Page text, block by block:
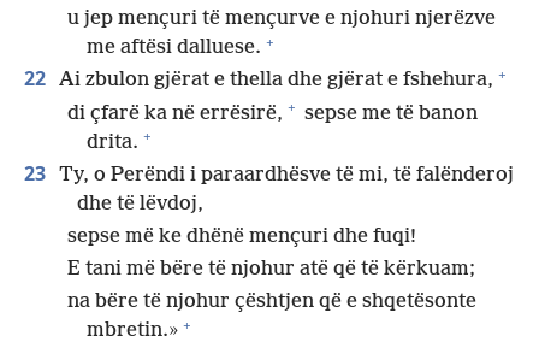
u jep mençuri të mençurve e njohuri njerëzve
me aftësi dalluese. +
22 Ai zbulon gjërat e thella dhe gjërat e fshehura, +
di çfarë ka në errësirë, + sepse me të banon
drita. +
23 Ty, o Perëndi i paraardhësve të mi, të falënderoj
dhe të lëvdoj,
sepse më ke dhënë mençuri dhe fuqi!
E tani më bëre të njohur atë që të kërkuam;
na bëre të njohur çështjen që e shqetësonte
mbretin.» +